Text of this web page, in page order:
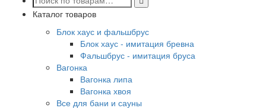
Каталог товаров
Блок хаус и фальшбрус
Блок хаус - имитация бревна
Фальшбрус - имитация бруса
Вагонка
Вагонка липа
Вагонка хвоя
Все для бани и сауны